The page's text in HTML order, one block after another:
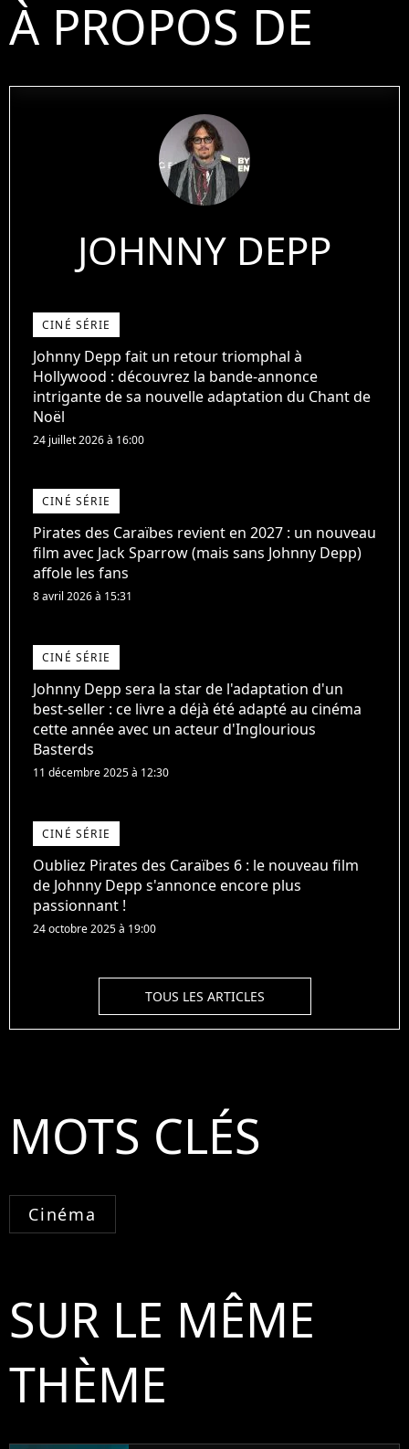
À PROPOS DE
JOHNNY DEPP
CINÉ SÉRIE
Johnny Depp fait un retour triomphal à
Hollywood : découvrez la bande-annonce
intrigante de sa nouvelle adaptation du Chant de
Noël
24 juillet 2026 à 16:00
CINÉ SÉRIE
Pirates des Caraïbes revient en 2027 : un nouveau
film avec Jack Sparrow (mais sans Johnny Depp)
affole les fans
8 avril 2026 à 15:31
CINÉ SÉRIE
Johnny Depp sera la star de l'adaptation d'un
best-seller : ce livre a déjà été adapté au cinéma
cette année avec un acteur d'Inglourious
Basterds
11 décembre 2025 à 12:30
CINÉ SÉRIE
Oubliez Pirates des Caraïbes 6 : le nouveau film
de Johnny Depp s'annonce encore plus
passionnant !
24 octobre 2025 à 19:00
TOUS LES ARTICLES
MOTS CLÉS
Cinéma
SUR LE MÊME
THÈME